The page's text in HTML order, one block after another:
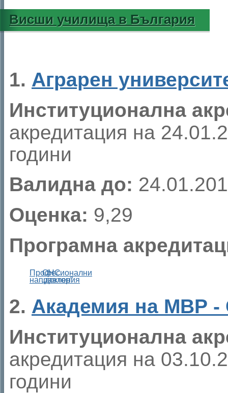
Висши училища в България
1. Аграрен
Институционална
акредитация на
години
Валидна до:
Оценка: 9,29
Програмна
Професионални
направления
ОНС
„доктор”
2. Академия на МВР
Институционална
акредитация на
години